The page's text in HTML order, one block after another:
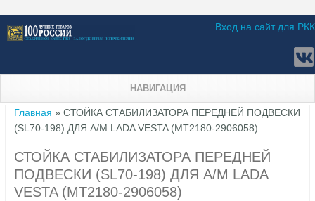
Вход на сайт для РКК
НАВИГАЦИЯ
Вы здесь
Главная » СТОЙКА СТАБИЛИЗАТОРА ПЕРЕДНЕЙ ПОДВЕСКИ
(SL70-198) ДЛЯ А/М LADA VESTA (МТ2180-2906058)
СТОЙКА СТАБИЛИЗАТОРА ПЕРЕДНЕЙ
ПОДВЕСКИ (SL70-198) ДЛЯ А/М LADA
VESTA (МТ2180-2906058)